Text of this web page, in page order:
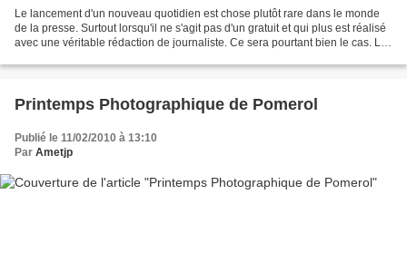
Le lancement d'un nouveau quotidien est chose plutôt rare dans le monde
de la presse. Surtout lorsqu'il ne s'agit pas d'un gratuit et qui plus est réalisé
avec une véritable rédaction de journaliste. Ce sera pourtant bien le cas. Le
Printemps Photographique de Pomerol
Publié le 11/02/2010 à 13:10
Par Ametjp